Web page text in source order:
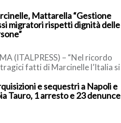
Mattarella “Gestione
migratori rispetti dignità delle
(ITALPRESS) – “Nel ricordo
fatti di Marcinelle l’Italia si
nostri concittadini […]
e sequestri a Napoli e
Tauro, 1 arresto e 23 denunce